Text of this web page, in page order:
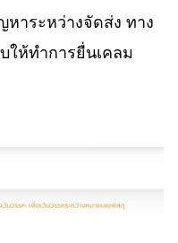
าระหว่างจัดส่ง ทาง
ให้ทำการยื่นเคลม